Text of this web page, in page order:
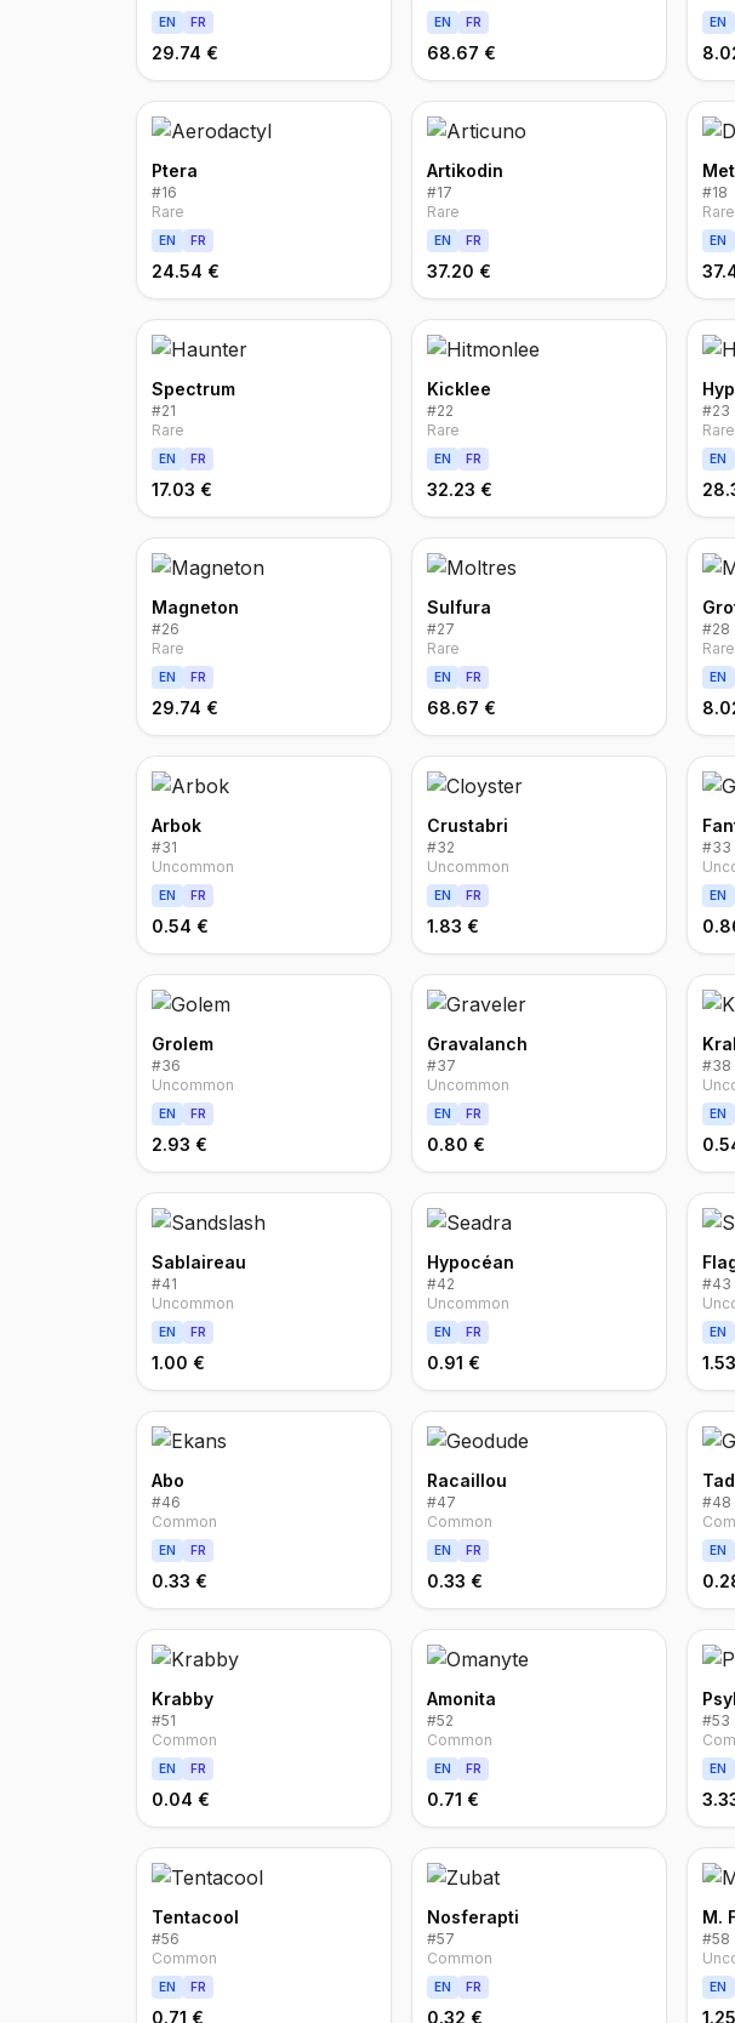
EN FR
29.74 €
EN FR
68.67 €
EN
Ptera
#16
Rare
EN FR
24.54 €
Artikodin
#17
Rare
EN FR
37.20 €
#18
Rare
EN
Spectrum
#21
Rare
EN FR
17.03 €
Kicklee
#22
Rare
EN FR
32.23 €
#23
Rare
EN
Magneton
#26
Rare
EN FR
29.74 €
Sulfura
#27
Rare
EN FR
68.67 €
#28
Rare
EN
Arbok
#31
Uncommon
EN FR
0.54 €
Crustabri
#32
Uncommon
EN FR
1.83 €
#33
EN
Grolem
#36
Uncommon
EN FR
2.93 €
Gravalanch
#37
Uncommon
EN FR
0.80 €
#38
EN
Sablaireau
#41
Uncommon
EN FR
1.00 €
Hypocéan
#42
Uncommon
EN FR
0.91 €
#43
EN
Abo
#46
Common
EN FR
0.33 €
Racaillou
#47
Common
EN FR
0.33 €
#48
EN
Krabby
#51
Common
EN FR
0.04 €
Amonita
#52
Common
EN FR
0.71 €
#53
EN
Tentacool
#56
Common
EN FR
0.71 €
Nosferapti
#57
Common
EN FR
0.32 €
M.
#58
EN